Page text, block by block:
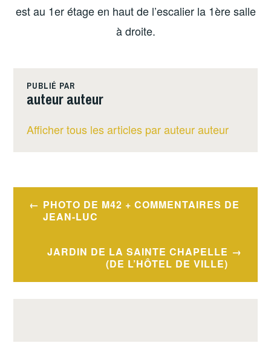
est au 1er étage en haut de l’escalier la 1ère salle
à droite.
PUBLIÉ PAR
auteur auteur
Afficher tous les articles par auteur auteur
Navigation
l’article
PHOTO DE M42 + COMMENTAIRES DE
JEAN-LUC
JARDIN DE LA SAINTE CHAPELLE
(DE L’HÔTEL DE VILLE)